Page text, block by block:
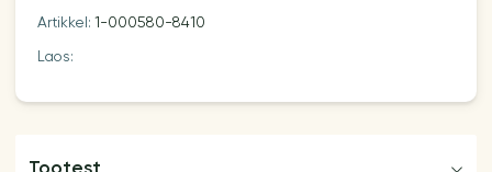
Artikkel:1-000580-8410
Laos: